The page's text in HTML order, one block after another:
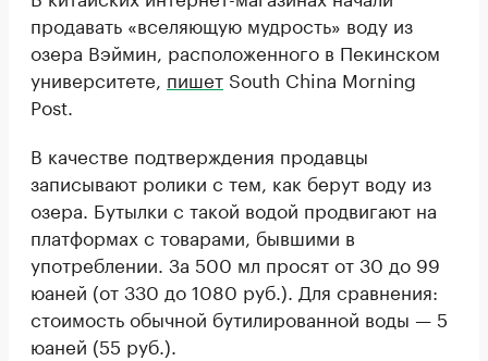
продавать «вселяющую мудрость» воду из
озера Вэймин, расположенного в Пекинском
университете, пишет South China Morning
Post.
В качестве подтверждения продавцы
записывают ролики с тем, как берут воду из
озера. Бутылки с такой водой продвигают на
платформах с товарами, бывшими в
употреблении. За 500 мл просят от 30 до 99
юаней (от 330 до 1080 руб.). Для сравнения:
стоимость обычной бутилированной воды — 5
юаней (55 руб.).